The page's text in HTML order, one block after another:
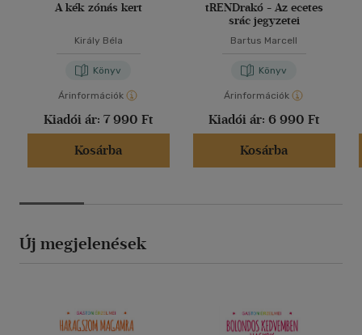
A kék zónás kert
Király Béla
Könyv
Árinformációk
Kiadói ár: 7 990 Ft
Kosárba
tRENDrakó - Az ecetes
srác jegyzetei
Bartus Marcell
Könyv
Árinformációk
Kiadói ár: 6 990 Ft
Kosárba
Új megjelenések